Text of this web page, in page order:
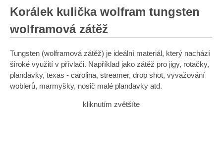
Korálek kulička wolfram tungsten
wolframová zátěž
Tungsten (wolframová zátěž) je ideální materiál, který nachází
široké využití v přívlači. Například jako zátěž pro jigy, rotačky,
plandavky, texas - carolina, streamer, drop shot, vyvažování
woblerů, marmyšky, nosič malé plandavky atd.
kliknutím zvětšíte